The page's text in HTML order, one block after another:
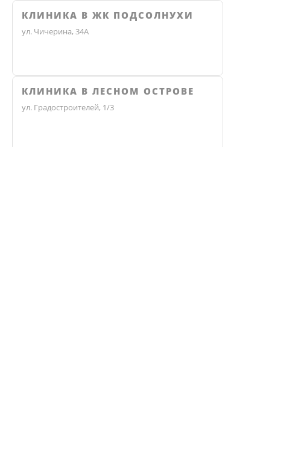
КЛИНИКА В ЖК ПОДСОЛНУХИ
ул. Чичерина, 34А
КЛИНИКА В ЛЕСНОМ ОСТРОВЕ
ул. Градостроителей, 1/3